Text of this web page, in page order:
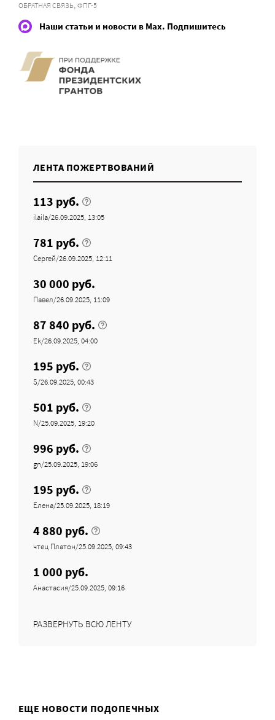
ОБРАТНАЯ СВЯЗЬ ФПГ-5
Наши статьи и новости в Max. Подпишитесь
ЛЕНТА ПОЖЕРТВОВАНИЙ
113 руб.
ilaila/26.09.2025, 13:05
781 руб.
Сергей/26.09.2025, 12:11
30 000 руб.
Павел/26.09.2025, 11:09
87 840 руб.
Ek/26.09.2025, 04:00
195 руб.
S/26.09.2025, 00:43
501 руб.
N/25.09.2025, 19:20
996 руб.
gn/25.09.2025, 19:06
195 руб.
Елена/25.09.2025, 18:19
4 880 руб.
чтец Платон/25.09.2025, 09:43
1 000 руб.
Анастасия/25.09.2025, 09:16
РАЗВЕРНУТЬ ВСЮ ЛЕНТУ
ЕЩЕ НОВОСТИ ПОДОПЕЧНЫХ